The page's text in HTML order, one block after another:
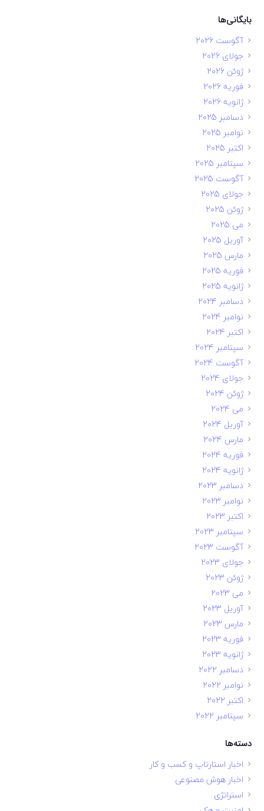
بایگانی‌ها
آگوست 2026
جولای 2026
ژوئن 2026
فوریه 2026
ژانویه 2026
دسامبر 2025
نوامبر 2025
اکتبر 2025
سپتامبر 2025
آگوست 2025
جولای 2025
ژوئن 2025
می 2025
آوریل 2025
مارس 2025
فوریه 2025
ژانویه 2025
دسامبر 2024
نوامبر 2024
اکتبر 2024
سپتامبر 2024
آگوست 2024
جولای 2024
ژوئن 2024
می 2024
آوریل 2024
مارس 2024
فوریه 2024
ژانویه 2024
دسامبر 2023
نوامبر 2023
اکتبر 2023
سپتامبر 2023
آگوست 2023
جولای 2023
ژوئن 2023
می 2023
آوریل 2023
مارس 2023
فوریه 2023
ژانویه 2023
دسامبر 2022
نوامبر 2022
اکتبر 2022
سپتامبر 2022
دسته‌ها
اخبار استارتاپ و کسب و کار
اخبار هوش مصنوعی
استراتژی